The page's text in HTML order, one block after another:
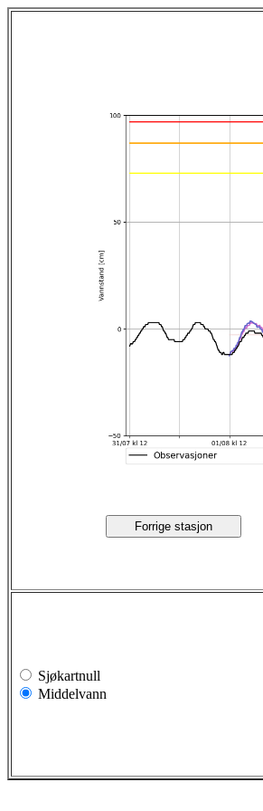
Forrige stasjon
Sjøkartnull
Middelvann